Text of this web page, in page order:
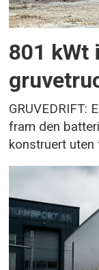
801 kWt
GRUVEDRIFT:
fram den
konstruert uten